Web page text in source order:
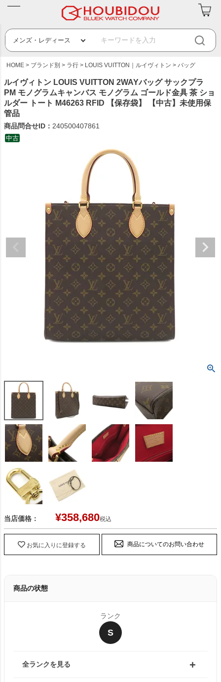
HOME ブランド別 ラ行 LOUIS VUITTON｜ルイヴィトン バッグ
ルイヴィトン LOUIS VUITTON 2WAYバッグ サックプラ
PM モノグラムキャンバス モノグラム ゴールド金具 茶 ショ
ルダー トート M46263 RFID 【保存袋】 【中古】未使用保
管品
商品問合せID： 240500407861
中古
当店価格： ¥358,680税込
お気に入りに登録する 商品についてのお問い合わせ
商品の状態
ランク
S
全ランクを見る